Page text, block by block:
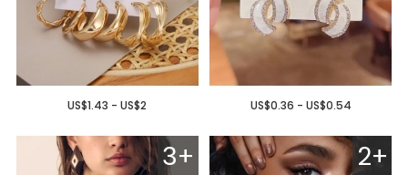
US$1.43 - US$2 US$0.36 - US$0.54
3+ 2+